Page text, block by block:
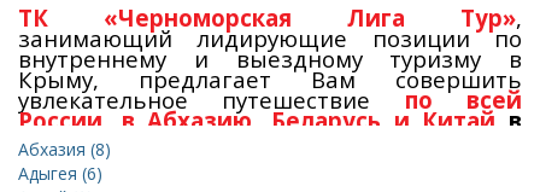
ТК «Черноморская Лига Тур»,
занимающий лидирующие позиции по
внутреннему и выездному туризму в
Крыму, предлагает Вам совершить
увлекательное путешествие по всей
России в Абхазию, Беларусь и Китай в
2026 году.
Многолетний опыт туроператорской
Абхазия (8)
Адыгея (6)